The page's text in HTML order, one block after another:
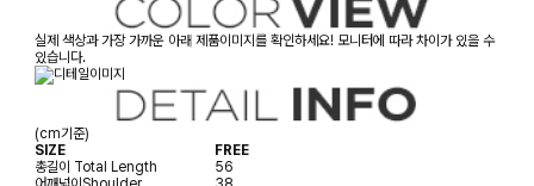
실제 색상과 가장 가까운 아래 제품이미지를 확인하세요! 모니터에 따라 차이가 있을 수
있습니다.
(cm기준)
SIZE
FREE
총길이 Total Length
56